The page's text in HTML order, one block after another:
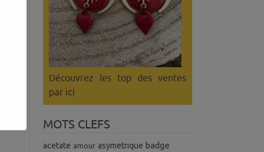
Découvrez les top des ventes
par ici
MOTS CLEFS
acetate amour asymetrique badge